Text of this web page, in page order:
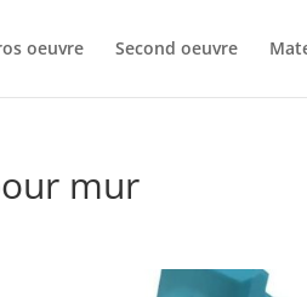
oeuvre Second oeuvre
mur